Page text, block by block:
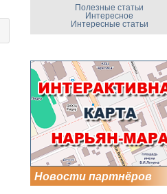
Полезные статьи
Интересное
Интересные статьи
Новости партнёров